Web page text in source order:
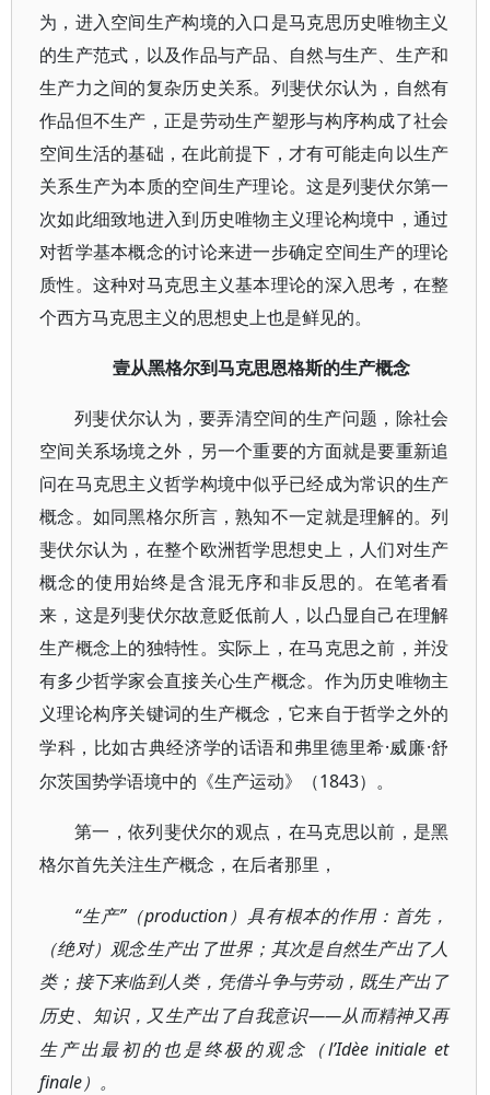
为，进入空间生产构境的入口是马克思历史唯物主义
的生产范式，以及作品与产品、自然与生产、生产和
生产力之间的复杂历史关系。列斐伏尔认为，自然有
作品但不生产，正是劳动生产塑形与构序构成了社会
空间生活的基础，在此前提下，才有可能走向以生产
关系生产为本质的空间生产理论。这是列斐伏尔第一
次如此细致地进入到历史唯物主义理论构境中，通过
对哲学基本概念的讨论来进一步确定空间生产的理论
质性。这种对马克思主义基本理论的深入思考，在整
个西方马克思主义的思想史上也是鲜见的。
壹从黑格尔到马克思恩格斯的生产概念
列斐伏尔认为，要弄清空间的生产问题，除社会
空间关系场境之外，另一个重要的方面就是要重新追
问在马克思主义哲学构境中似乎已经成为常识的生产
概念。如同黑格尔所言，熟知不一定就是理解的。列
斐伏尔认为，在整个欧洲哲学思想史上，人们对生产
概念的使用始终是含混无序和非反思的。在笔者看
来，这是列斐伏尔故意贬低前人，以凸显自己在理解
生产概念上的独特性。实际上，在马克思之前，并没
有多少哲学家会直接关心生产概念。作为历史唯物主
义理论构序关键词的生产概念，它来自于哲学之外的
学科，比如古典经济学的话语和弗里德里希·威廉·舒
尔茨国势学语境中的《生产运动》（1843）。
第一，依列斐伏尔的观点，在马克思以前，是黑
格尔首先关注生产概念，在后者那里，
“生产”（production ）具有根本的作用：首先，
（绝对）观念生产出了世界；其次是自然生产出了人
类；接下来临到人类，凭借斗争与劳动，既生产出了
历史、知识，又生产出了自我意识——从而精神又再
生产出最初的也是终极的观念（l’Idèe initiale et
finale ）。